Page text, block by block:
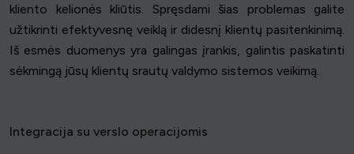
kliento kelionės kliūtis. Spręsdami šias problemas galite
užtikrinti efektyvesnę veiklą ir didesnį klientų pasitenkinimą.
Iš esmės duomenys yra galingas įrankis, galintis paskatinti
sėkmingą jūsų klientų srautų valdymo sistemos veikimą.
Integracija su verslo operacijomis